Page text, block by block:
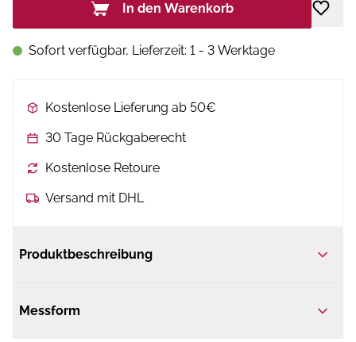
In den Warenkorb
Sofort verfügbar, Lieferzeit: 1 - 3 Werktage
Kostenlose Lieferung ab 50€
30 Tage Rückgaberecht
Kostenlose Retoure
Versand mit DHL
Produktbeschreibung
Messform